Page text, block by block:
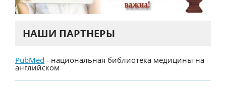
НАШИ ПАРТНЕРЫ
PubMed - национальная библиотека медицины на
английском